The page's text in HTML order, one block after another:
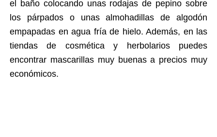
el baño colocando unas rodajas de pepino sobre
los párpados o unas almohadillas de algodón
empapadas en agua fría de hielo. Además, en las
tiendas de cosmética y herbolarios puedes
encontrar mascarillas muy buenas a precios muy
económicos.